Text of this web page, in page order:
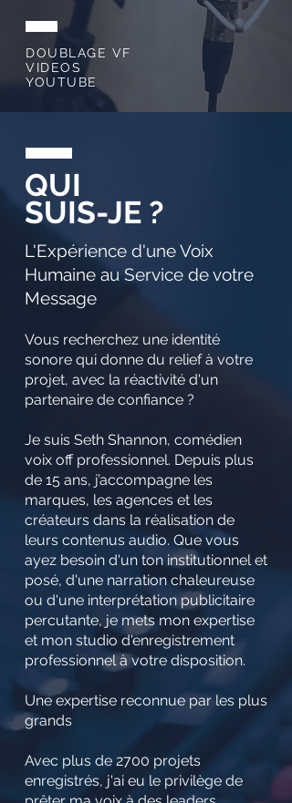
DOUBLAGE VF
VIDEOS
YOUTUBE
QUI
SUIS-JE ?
L'Expérience d'une Voix
Humaine au Service de votre
Message
Vous recherchez une identité
sonore qui donne du relief à votre
projet, avec la réactivité d'un
partenaire de confiance ?
Je suis Seth Shannon, comédien
voix off professionnel. Depuis plus
de 15 ans, j’accompagne les
marques, les agences et les
créateurs dans la réalisation de
leurs contenus audio. Que vous
ayez besoin d'un ton institutionnel et
posé, d'une narration chaleureuse
ou d'une interprétation publicitaire
percutante, je mets mon expertise
et mon studio d'enregistrement
professionnel à votre disposition.
Une expertise reconnue par les plus
grands
Avec plus de 2700 projets
enregistrés, j'ai eu le privilège de